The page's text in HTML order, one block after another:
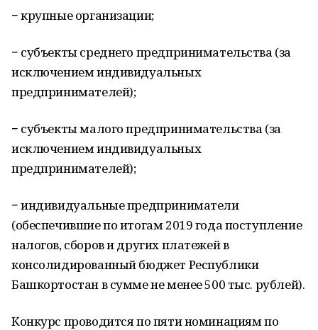
− крупные организации;
− субъекты среднего предпринимательства (за
исключением индивидуальных
предпринимателей);
− субъекты малого предпринимательства (за
исключением индивидуальных
предпринимателей);
− индивидуальные предприниматели
(обеспечившие по итогам 2019 года поступление
налогов, сборов и других платежей в
консолидированный бюджет Республики
Башкортостан в сумме не менее 500 тыс. рублей).
Конкурс проводится по пяти номинациям по